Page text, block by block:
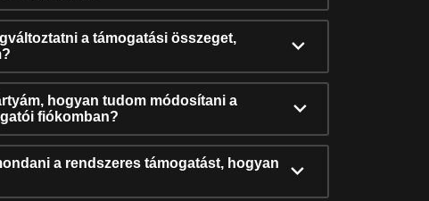
a támogatási összeget,
hogyan tudom módosítani a
fiókomban?
a rendszeres támogatást, hogyan